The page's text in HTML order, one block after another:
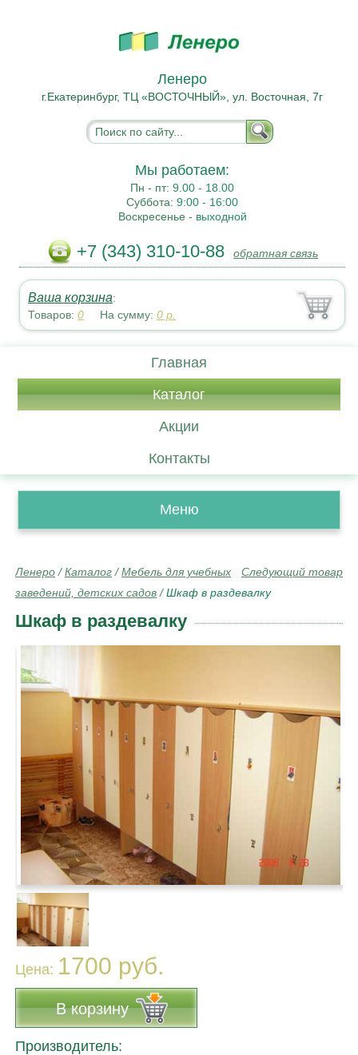
Ленеро
г.Екатеринбург, ТЦ «ВОСТОЧНЫЙ», ул. Восточная, 7г
Мы работаем:
Пн - пт:9.00 - 18.00
Суббота:9:00 - 16:00
Воскресенье - выходной
+7 (343) 310-10-88 обратная связь
Ваша корзина:
Товаров:0 На сумму:0 р.
Главная
Каталог
Акции
Контакты
Меню
Следующий товар
Ленеро /Каталог /Мебель для учебных
заведений, детских садов /Шкаф в раздевалку
Шкаф в раздевалку
Цена: 1700 руб.
В корзину
Производитель: